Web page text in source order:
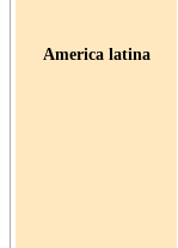
America latina